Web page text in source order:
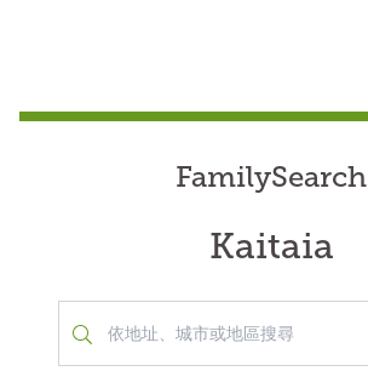
FamilySearch
Kaitaia